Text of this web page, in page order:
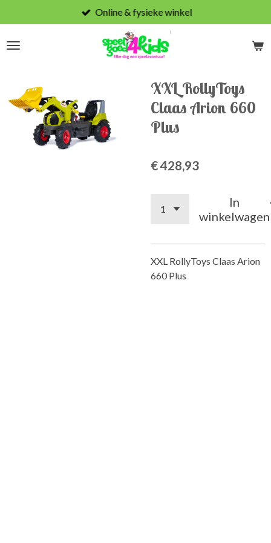
direct
naar
Online & fysieke winkel
XXL RollyToys
Claas Arion 660
Plus
€ 428,93
In
winkelwagen
XXL RollyToys Claas Arion
660 Plus